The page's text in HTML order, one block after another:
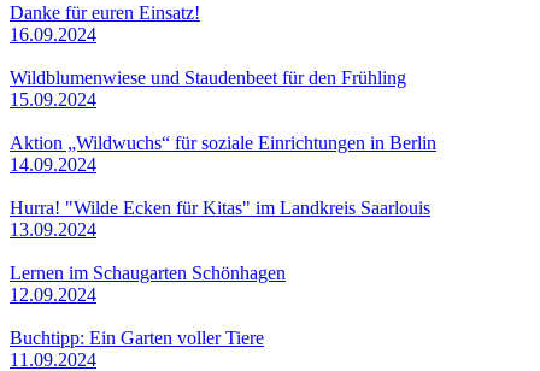
Danke für euren Einsatz!
16.09.2024
Wildblumenwiese und Staudenbeet für den Frühling
15.09.2024
Aktion „Wildwuchs“ für soziale Einrichtungen in Berlin
14.09.2024
Hurra! "Wilde Ecken für Kitas" im Landkreis Saarlouis
13.09.2024
Lernen im Schaugarten Schönhagen
12.09.2024
Buchtipp: Ein Garten voller Tiere
11.09.2024